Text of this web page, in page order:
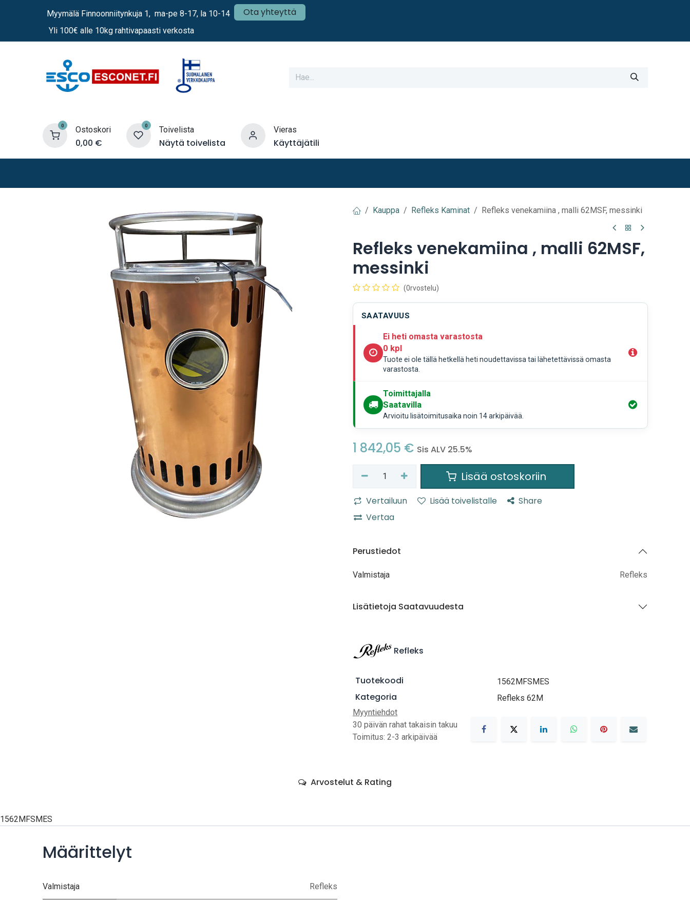
Myymälä Finnoonniitynkuja 1, ma-pe 8-17, la 10-14 Ota yhteyttä
Yli 100€ alle 10kg rahtivapaasti verkosta
0 Ostoskori
0,00 €
0 Toivelista
Näytä toivelista
Vieras
Käyttäjätili
Kauppa Refleks Kaminat Refleks venekamiina , malli 62MSF, messinki
Refleks venekamiina , malli 62MSF,
messinki
(0rvostelu)
SAATAVUUS
Ei heti omasta varastosta
0 kpl
Tuote ei ole tällä hetkellä heti noudettavissa tai lähetettävissä omasta
varastosta.
Toimittajalla
Saatavilla
Arvioitu lisätoimitusaika noin 14 arkipäivää.
1 842,05 € Sis ALV 25.5%
Lisää ostoskoriin
Vertailuun Lisää toivelistalle
Share
Vertaa
Perustiedot
Valmistaja Refleks
Lisätietoja Saatavuudesta
Refleks
Tuotekoodi 1562MFSMES
Kategoria
Refleks 62M
Myyntiehdot
30 päivän rahat takaisin takuu
Toimitus: 2-3 arkipäivää
Arvostelut & Rating
1562MFSMES
Määrittelyt
Valmistaja Refleks